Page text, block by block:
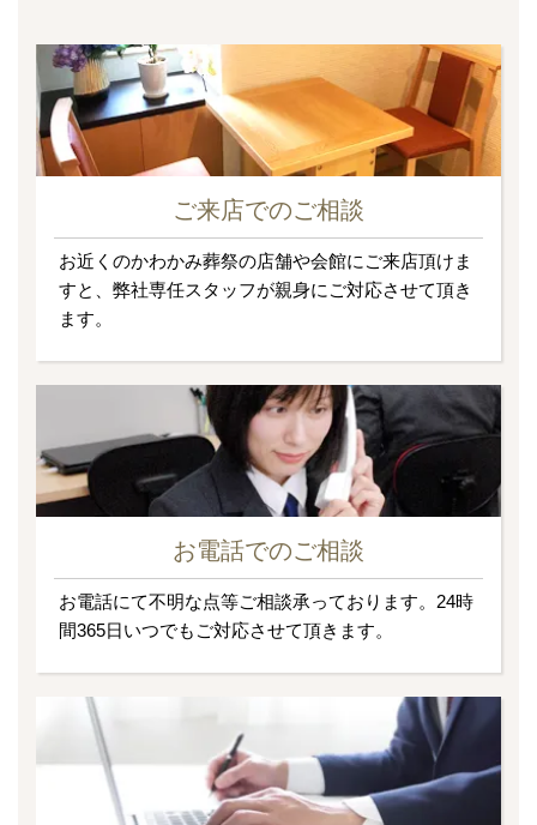
ご来店でのご相談
お近くのかわかみ葬祭の店舗や会館にご来店頂けま
すと、弊社専任スタッフが親身にご対応させて頂き
ます。
お電話でのご相談
お電話にて不明な点等ご相談承っております。24時
間365日いつでもご対応させて頂きます。